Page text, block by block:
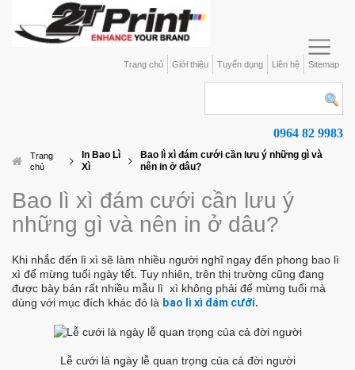
Trang chủ Giới thiệu Tuyển dụng Liên hệ Sitemap
0964 82 9983
Trang
chủ
In Bao Lì
Xì
Bao lì xì đám cưới cần lưu ý những gì và
nên in ở dâu?
Bao lì xì đám cưới cần lưu ý
những gì và nên in ở dâu?
Khi nhắc đến lì xì sẽ làm nhiều người nghĩ ngay đến phong bao lì
xì để mừng tuổi ngày tết. Tuy nhiên, trên thị trường cũng đang
được bày bán rất nhiều mẫu lì xì không phải để mừng tuổi mà
dùng với mục đích khác đó là bao lì xì đám cưới.
Lễ cưới là ngày lễ quan trọng của cả đời người